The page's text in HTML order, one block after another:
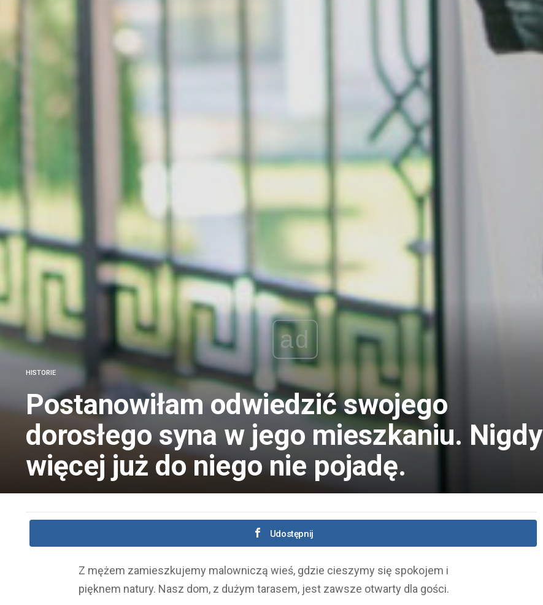
ad
HISTORIE
Postanowiłam odwiedzić swojego
dorosłego syna w jego mieszkaniu. Nigdy
więcej już do niego nie pojadę.
Udostępnij
Z mężem zamieszkujemy malowniczą wieś, gdzie cieszymy się spokojem i
pięknem natury. Nasz dom, z dużym tarasem, jest zawsze otwarty dla gości.